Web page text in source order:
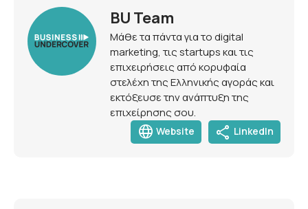
BU Team
Μάθε τα πάντα για το digital
marketing, τις startups και τις
επιχειρήσεις από κορυφαία
στελέχη της Ελληνικής αγοράς και
εκτόξευσε την ανάπτυξη της
επιχείρησης σου.
language Website share LinkedIn